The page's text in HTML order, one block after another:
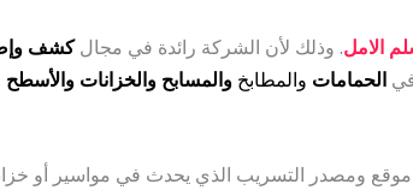
الامل. وذلك لأن الشركة رائدة في مجال كشف
الحمامات والمطابخ والمسابح والخزانات والأسطح
ومصدر التسريب الذي يحدث في مواسير أو